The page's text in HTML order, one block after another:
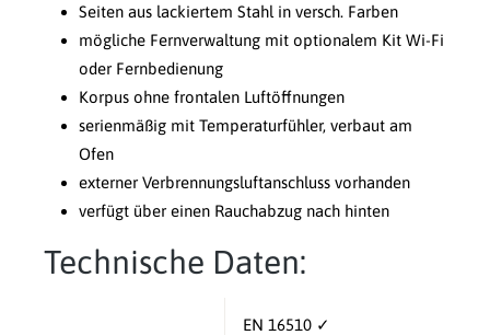
Seiten aus lackiertem Stahl in versch. Farben
mögliche Fernverwaltung mit optionalem Kit Wi-Fi
oder Fernbedienung
Korpus ohne frontalen Luftöffnungen
serienmäßig mit Temperaturfühler, verbaut am
Ofen
externer Verbrennungsluftanschluss vorhanden
verfügt über einen Rauchabzug nach hinten
Technische Daten:
EN 16510 ✓